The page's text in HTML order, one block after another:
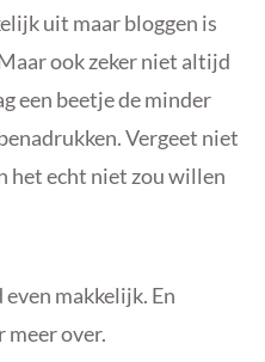
uit maar bloggen is
ook zeker niet altijd
een beetje de minder
Vergeet niet
het echt niet zou willen
makkelijk. En
meer over.